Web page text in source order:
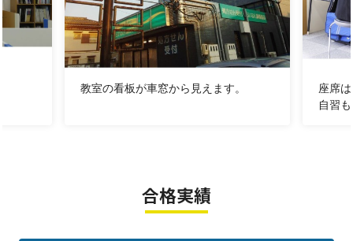
を取りやすいといわれています。この勢いのまま
2学期
中間テストも好調をキープしたいですよね！？夏休みは
何したらいいの？部活があるから家での勉強はサボっち
を相談します！
ではないでしょうか。受験勉強も必要。でも推薦入試で
学校の成績は取らないといけない。
まず何したらいいの？どの科目が必要なの？そもそも私
教室の看板が車窓から見えます。
座席
自習
合格実績